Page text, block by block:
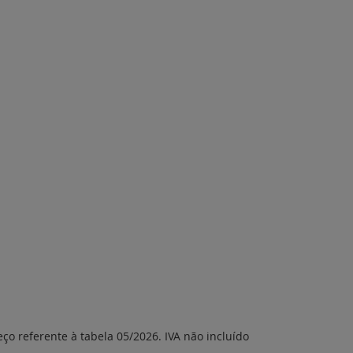
referente à tabela 05/2026. IVA não incluído